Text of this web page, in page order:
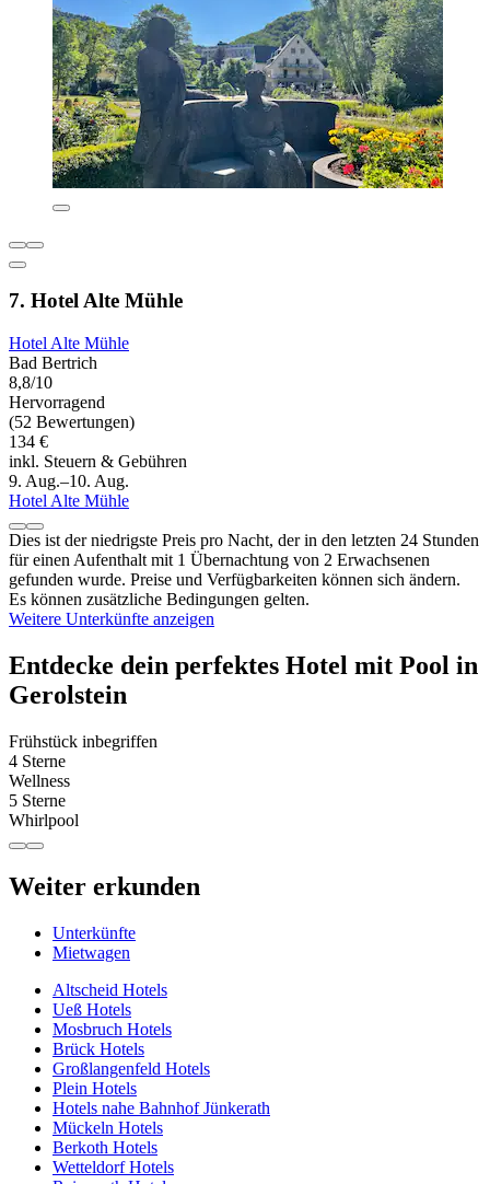
7. Hotel Alte Mühle
Hotel Alte Mühle
Bad Bertrich
8,8/10
Hervorragend
(52 Bewertungen)
134 €
inkl. Steuern & Gebühren
9. Aug.–10. Aug.
Hotel Alte Mühle
Dies ist der niedrigste Preis pro Nacht, der in den letzten 24 Stunden
für einen Aufenthalt mit 1 Übernachtung von 2 Erwachsenen
gefunden wurde. Preise und Verfügbarkeiten können sich ändern.
Es können zusätzliche Bedingungen gelten.
Weitere Unterkünfte anzeigen
Entdecke dein perfektes Hotel mit Pool in
Gerolstein
Frühstück inbegriffen
4 Sterne
Wellness
5 Sterne
Whirlpool
Weiter erkunden
Unterkünfte
Mietwagen
Altscheid Hotels
Ueß Hotels
Mosbruch Hotels
Brück Hotels
Großlangenfeld Hotels
Plein Hotels
Hotels nahe Bahnhof Jünkerath
Mückeln Hotels
Berkoth Hotels
Wetteldorf Hotels